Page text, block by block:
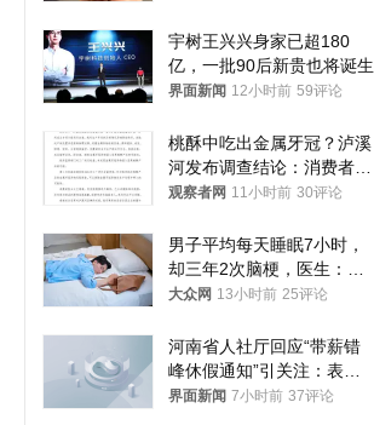
宇树王兴兴身家已超180
亿，一批90后新贵也将诞生
界面新闻 12小时前 59评论
桃酥中吃出金属牙冠？泸溪
河发布调查结论：消费者已
澄清，所发视频情况不属实
观察者网 11小时前 30评论
男子平均每天睡眠7小时，
却三年2次脑梗，医生：这
样睡觉更伤身
大众网 13小时前 25评论
河南省人社厅回应“带薪错
峰休假通知”引关注：表述
不够准确，待修改后印发
界面新闻 7小时前 37评论